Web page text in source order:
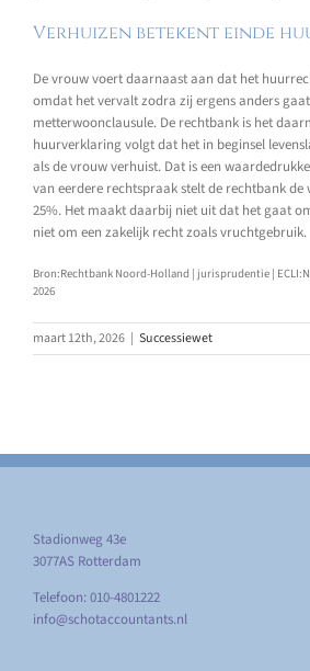
Verhuizen betekent einde
De vrouw voert daarnaast aan dat het
omdat het vervalt zodra zij ergens anders
metterwoonclausule. De rechtbank is het
huurverklaring volgt dat het in beginsel
als de vrouw verhuist. Dat is een
van eerdere rechtspraak stelt de rechtbank
25%. Het maakt daarbij niet uit dat het gaat
niet om een zakelijk recht zoals vruchtgebruik.
Bron:Rechtbank Noord-Holland | jurisprudentie |
2026
maart 12th, 2026 | Successiewet
Stadionweg 43e
3077AS Rotterdam
Telefoon: 010-4801222
info@schotaccountants.nl